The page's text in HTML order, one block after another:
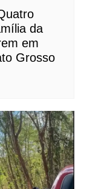
da
em
Grosso